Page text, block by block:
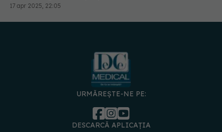
17 apr 2025, 22:05
URMĂREȘTE-NE PE:
DESCARCĂ APLICAȚIA